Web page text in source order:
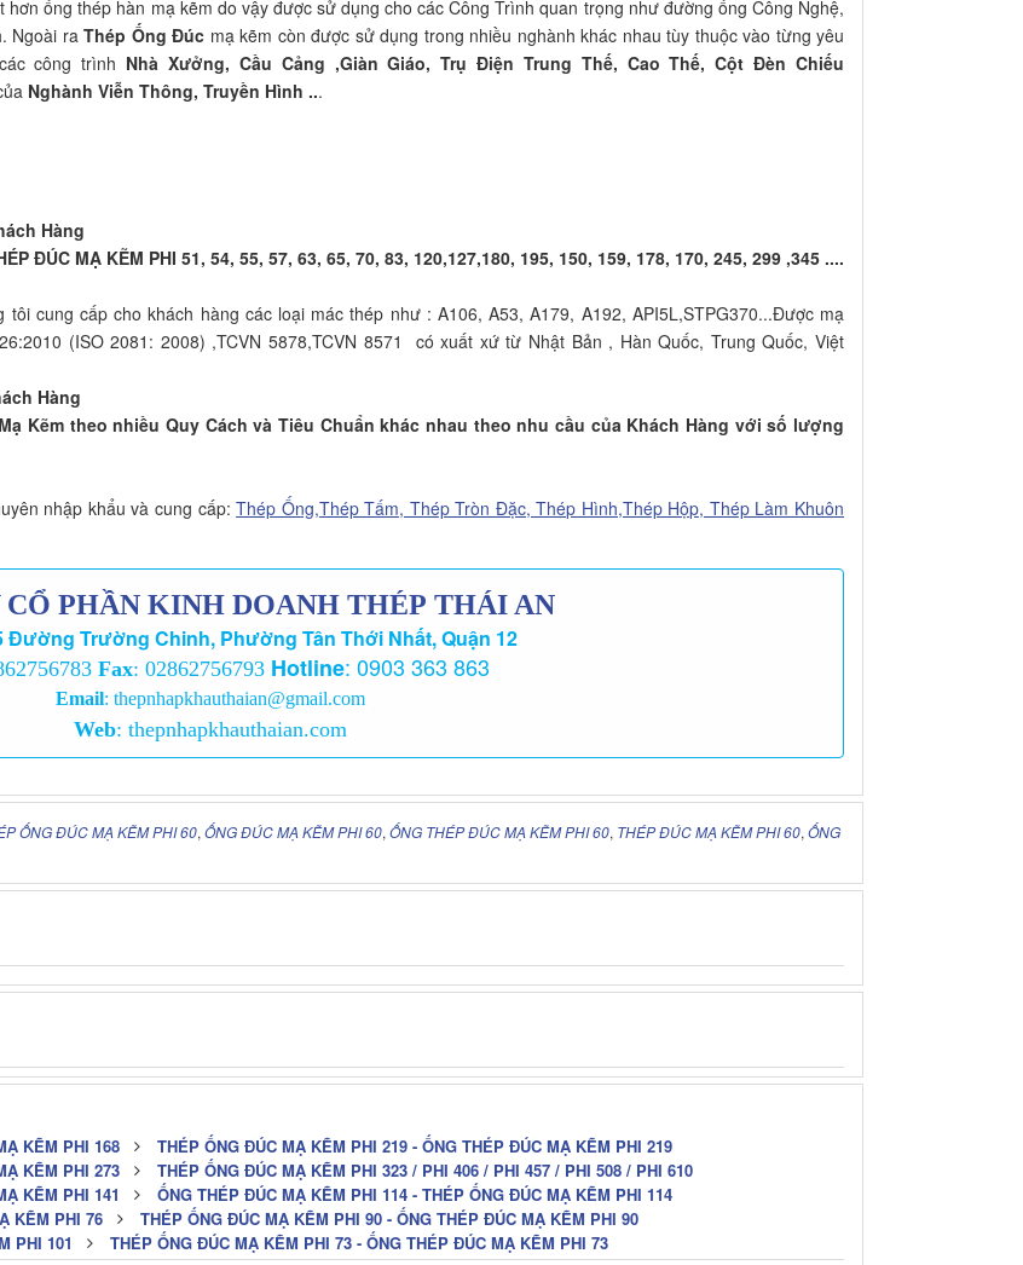
hơn ống thép hàn mạ kẽm do vậy được sử dụng cho các Công Trình quan trọng như đường ống Công Nghệ,
Ngoài ra Thép Ống Đúc mạ kẽm còn được sử dụng trong nhiều nghành khác nhau tùy thuộc vào từng yêu
các công trình Nhà Xưởng, Cầu Cảng ,Giàn Giáo, Trụ Điện Trung Thế, Cao Thế, Cột Đèn Chiếu
Nghành Viễn Thông, Truyền Hình ...
Hàng
ĐÚC MẠ KẼM PHI 51, 54, 55, 57, 63, 65, 70, 83, 120,127,180, 195, 150, 159, 178, 170, 245, 299 ,345 ....
tôi cung cấp cho khách hàng các loại mác thép như : A106, A53, A179, A192, API5L,STPG370...Được mạ
(ISO 2081: 2008) ,TCVN 5878,TCVN 8571 có xuất xứ từ Nhật Bản , Hàn Quốc, Trung Quốc, Việt
Hàng
Kẽm theo nhiều Quy Cách và Tiêu Chuẩn khác nhau theo nhu cầu của Khách Hàng với số lượng
nhập khẩu và cung cấp:Thép Ống,Thép Tấm, Thép Tròn Đặc, Thép Hình,Thép Hộp, Thép Làm Khuôn
CỔ PHẦN KINH DOANH THÉP THÁI AN
Đường Trường Chinh, Phường Tân Thới Nhất, Quận 12
Fax: 02862756793 Hotline: 0903 363 863
Email: thepnhapkhauthaian@gmail.com
Web: thepnhapkhauthaian.com
ỐNG ĐÚC MẠ KẼM PHI 60, ỐNG ĐÚC MẠ KẼM PHI 60, ỐNG THÉP ĐÚC MẠ KẼM PHI 60, THÉP ĐÚC MẠ KẼM PHI 60, ỐNG
KẼM PHI 168
THÉP ỐNG ĐÚC MẠ KẼM PHI 219 - ỐNG THÉP ĐÚC MẠ KẼM PHI 219
KẼM PHI 273
THÉP ỐNG ĐÚC MẠ KẼM PHI 323 / PHI 406 / PHI 457 / PHI 508 / PHI 610
KẼM PHI 141
ỐNG THÉP ĐÚC MẠ KẼM PHI 114 - THÉP ỐNG ĐÚC MẠ KẼM PHI 114
KẼM PHI 76
THÉP ỐNG ĐÚC MẠ KẼM PHI 90 - ỐNG THÉP ĐÚC MẠ KẼM PHI 90
PHI 101
THÉP ỐNG ĐÚC MẠ KẼM PHI 73 - ỐNG THÉP ĐÚC MẠ KẼM PHI 73